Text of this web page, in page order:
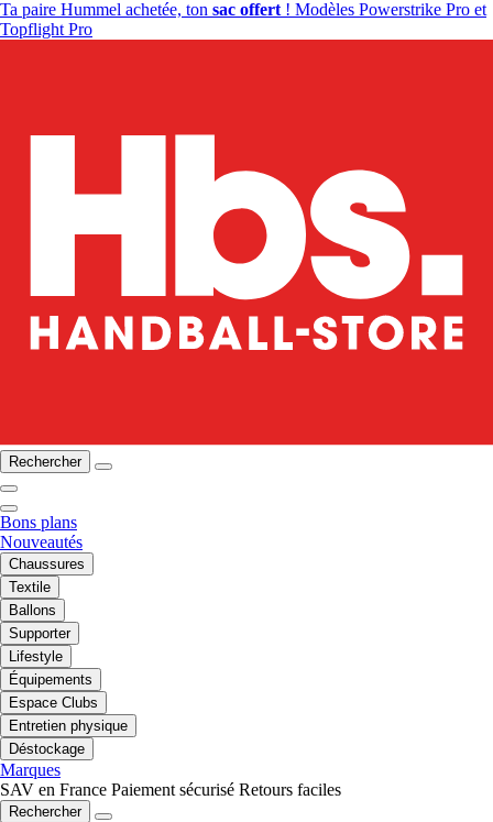
Ta paire Hummel achetée, ton sac offert ! Modèles Powerstrike Pro et
Topflight Pro
Rechercher
Bons plans
Nouveautés
Chaussures
Textile
Ballons
Supporter
Lifestyle
Équipements
Espace Clubs
Entretien physique
Déstockage
Marques
SAV en France Paiement sécurisé Retours faciles
Rechercher